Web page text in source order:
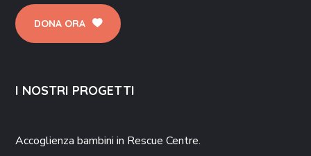
DONA ORA
I NOSTRI PROGETTI
Accoglienza bambini in Rescue Centre.